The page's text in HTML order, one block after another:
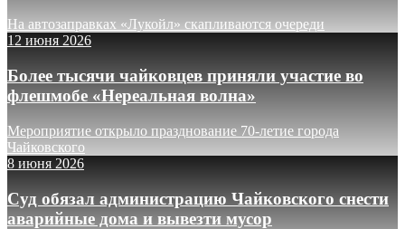
На автозаправках «Лукойл» скапливаются очереди
12 июня 2026
Более тысячи чайковцев приняли участие во
флешмобе «Нереальная волна»
Мероприятие открыло празднование 70-летие города
Чайковского
8 июня 2026
Суд обязал администрацию Чайковского снести
аварийные дома и вывезти мусор